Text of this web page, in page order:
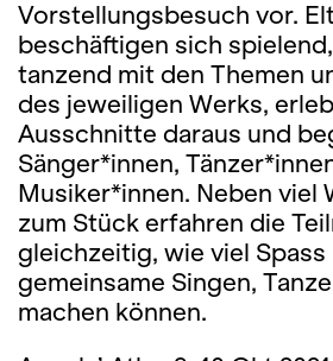
Vorstellungsbesuch vor.
beschäftigen sich
tanzend mit den Themen
des jeweiligen Werks,
Ausschnitte daraus und
Sänger*innen,
Musiker*innen. Neben viel
zum Stück erfahren die
gleichzeitig, wie viel Spass
gemeinsame Singen,
machen können.